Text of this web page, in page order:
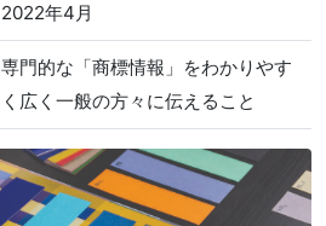
2022年4月
専門的な「商標情報」をわかりやす
く広く一般の方々に伝えること